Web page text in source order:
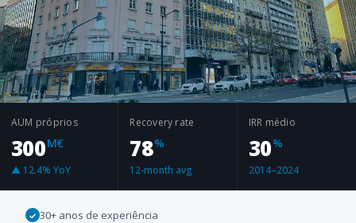
AUM próprios
300M€
▲ 12.4% YoY
Recovery rate
78%
12-month avg
IRR médio
30%
2014–2024
✓ 30+ anos de experiência